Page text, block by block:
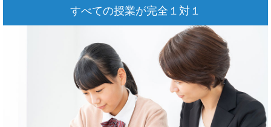
すべての授業が完全１対１